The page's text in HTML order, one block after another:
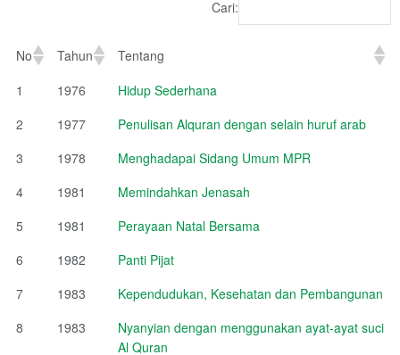
Cari:
No Tahun
Tentang
1
1976
Hidup Sederhana
2
1977
Penulisan Alquran dengan selain huruf arab
3
1978
Menghadapai Sidang Umum MPR
4
1981
Memindahkan Jenasah
5
1981
Perayaan Natal Bersama
6
1982
Panti Pijat
7
1983
Kependudukan, Kesehatan dan Pembangunan
8
1983
Nyanyian dengan menggunakan ayat-ayat suci
Al Quran